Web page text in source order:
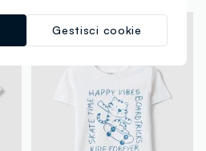
Gestisci cookie